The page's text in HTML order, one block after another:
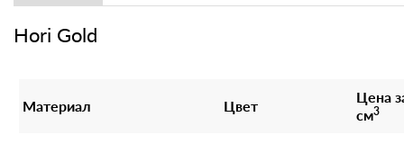
Hori Gold
Материал Цвет
Цена
см3